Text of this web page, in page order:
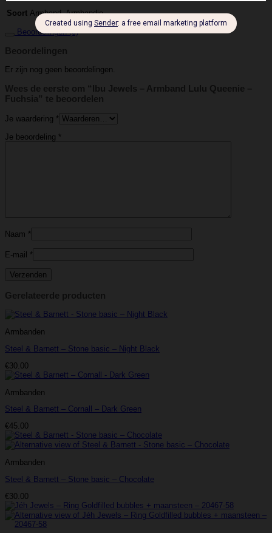
Soort Armband, Armbandje
Beoordelingen (0)
Beoordelingen
Er zijn nog geen beoordelingen.
Wees de eerste om “Ibu Jewels – Armband Lulu Queenie –
Fuchsia” te beoordelen
Je waardering *
Je beoordeling *
Naam *
E-mail *
Gerelateerde producten
Armbanden
Steel & Barnett – Stone basic – Night Black
€30.00
Armbanden
Steel & Barnett – Cornall – Dark Green
€45.00
Armbanden
Steel & Barnett – Stone basic – Chocolate
€30.00